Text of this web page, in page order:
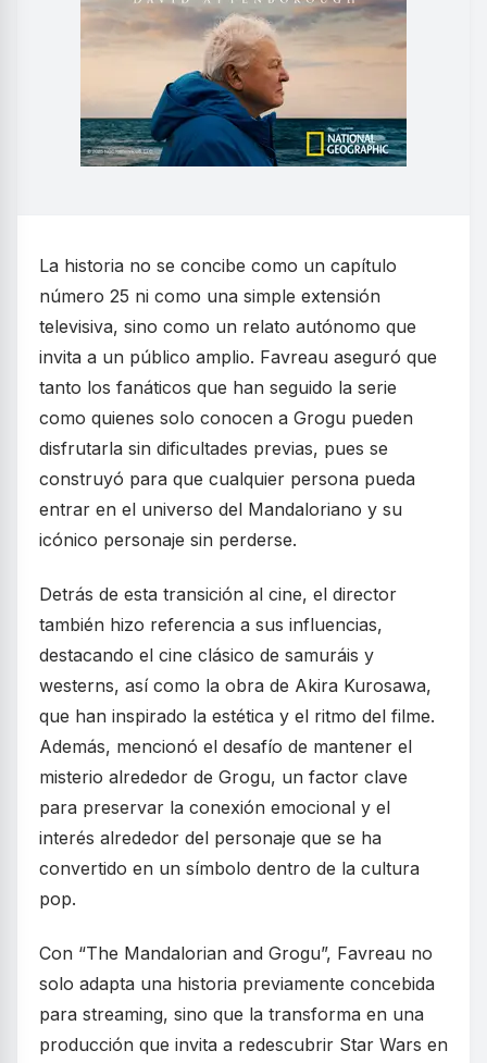
La historia no se concibe como un capítulo
número 25 ni como una simple extensión
televisiva, sino como un relato autónomo que
invita a un público amplio. Favreau aseguró que
tanto los fanáticos que han seguido la serie
como quienes solo conocen a Grogu pueden
disfrutarla sin dificultades previas, pues se
construyó para que cualquier persona pueda
entrar en el universo del Mandaloriano y su
icónico personaje sin perderse.
Detrás de esta transición al cine, el director
también hizo referencia a sus influencias,
destacando el cine clásico de samuráis y
westerns, así como la obra de Akira Kurosawa,
que han inspirado la estética y el ritmo del filme.
Además, mencionó el desafío de mantener el
misterio alrededor de Grogu, un factor clave
para preservar la conexión emocional y el
interés alrededor del personaje que se ha
convertido en un símbolo dentro de la cultura
pop.
Con “The Mandalorian and Grogu”, Favreau no
solo adapta una historia previamente concebida
para streaming, sino que la transforma en una
producción que invita a redescubrir Star Wars en